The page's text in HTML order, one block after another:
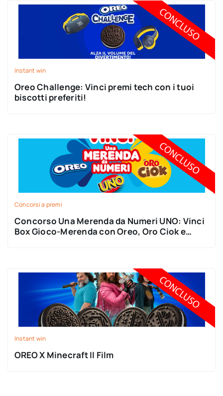
Instant win
Oreo Challenge: Vinci premi tech con i tuoi
biscotti preferiti!
Concorsi a premi
Concorso Una Merenda da Numeri UNO: Vinci
Box Gioco-Merenda con Oreo, Oro Ciok e
Instant win
OREO X Minecraft Il Film